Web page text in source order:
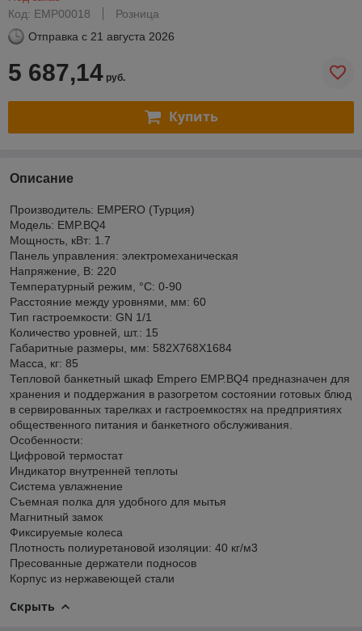
Код: EMP00018
Розница
Отправка с 21 августа 2026
5 687,14 руб.
Купить
Описание
Производитель: EMPERO (Турция)
Модель: EMP.BQ4
Мощность, кВт: 1.7
Панель управления: электромеханическая
Напряжение, В: 220
Температурный режим, °C: 0-90
Расстояние между уровнями, мм: 60
Тип гастроемкости: GN 1/1
Количество уровней, шт.: 15
Габаритные размеры, мм: 582Х768X1684
Масса, кг: 85
Тепловой банкетный шкаф Empero EMP.BQ4 предназначен для
хранения и поддержания в разогретом состоянии готовых блюд
в сервированных тарелках и гастроемкостях на предприятиях
общественного питания и банкетного обслуживания.
Особенности:
Цифровой термостат
Индикатор внутренней теплоты
Система увлажнение
Съемная полка для удобного для мытья
Магнитный замок
Фиксируемые колеса
Плотность полиуретановой изоляции: 40 кг/м3
Пресованные держатели подносов
Корпус из нержавеющей стали
Скрыть